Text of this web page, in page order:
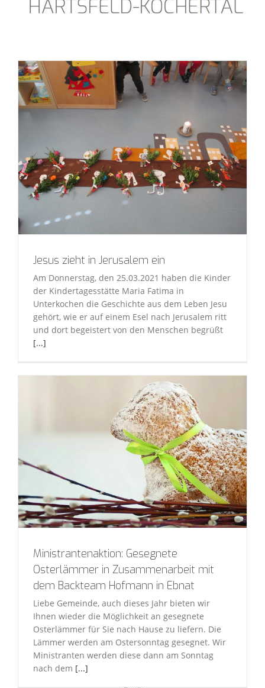
Jesus zieht in Jerusalem ein
Am Donnerstag, den 25.03.2021 haben die Kinder
der Kindertagesstätte Maria Fatima in
Unterkochen die Geschichte aus dem Leben Jesu
gehört, wie er auf einem Esel nach Jerusalem ritt
und dort begeistert von den Menschen begrüßt
[...]
Ministrantenaktion: Gesegnete
Osterlämmer in Zusammenarbeit mit
dem Backteam Hofmann in Ebnat
Liebe Gemeinde, auch dieses Jahr bieten wir
Ihnen wieder die Möglichkeit an gesegnete
Osterlämmer für Sie nach Hause zu liefern. Die
Lämmer werden am Ostersonntag gesegnet. Wir
Ministranten werden diese dann am Sonntag
nach dem [...]